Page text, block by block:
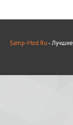
Samp-Mod.Ru-